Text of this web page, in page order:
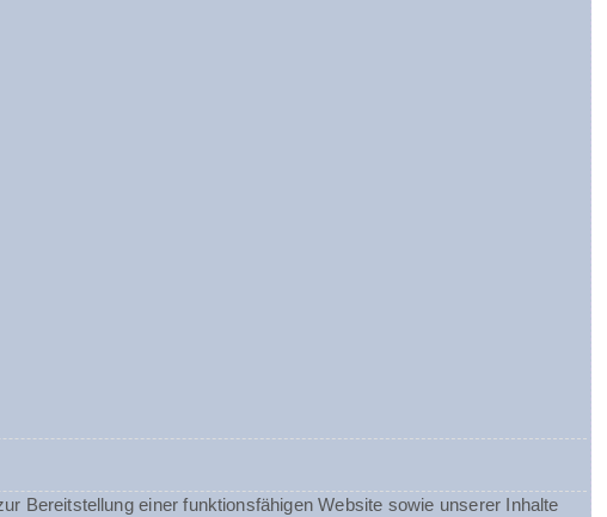
Bereitstellung einer funktionsfähigen Website sowie unserer Inhalte